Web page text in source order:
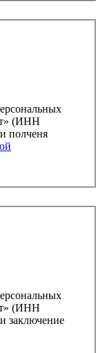
(ИНН
(ИНН